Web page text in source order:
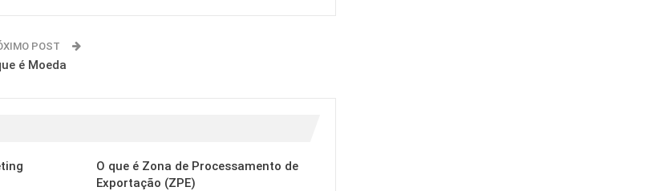
POST
é Moeda
O que é Zona de Processamento de
Exportação (ZPE)